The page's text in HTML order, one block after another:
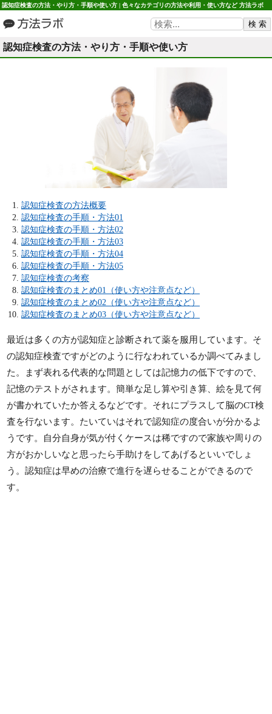
認知症検査の方法・やり方・手順や使い方 | 色々なカテゴリの方法や利用・使い方など 方法ラボ
認知症検査の方法・やり方・手順や使い方
認知症検査の方法概要
認知症検査の手順・方法01
認知症検査の手順・方法02
認知症検査の手順・方法03
認知症検査の手順・方法04
認知症検査の手順・方法05
認知症検査の考察
認知症検査のまとめ01（使い方や注意点など）
認知症検査のまとめ02（使い方や注意点など）
認知症検査のまとめ03（使い方や注意点など）
最近は多くの方が認知症と診断されて薬を服用しています。そ
の認知症検査ですがどのように行なわれているか調べてみまし
た。まず表れる代表的な問題としては記憶力の低下ですので、
記憶のテストがされます。簡単な足し算や引き算、絵を見て何
が書かれていたか答えるなどです。それにプラスして脳のCT検
査を行ないます。たいていはそれで認知症の度合いが分かるよ
うです。自分自身が気が付くケースは稀ですので家族や周りの
方がおかしいなと思ったら手助けをしてあげるといいでしょ
う。認知症は早めの治療で進行を遅らせることができるので
す。